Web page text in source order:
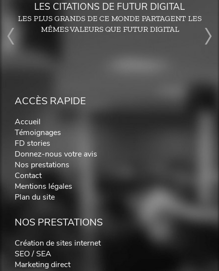
LES CITATIONS DE FUTUR DIGITAL
LES PLUS GRANDS DE CE MONDE PARTAGENT LES
MÊMES VALEURS QUE FUTUR DIGITAL
ACCÈS RAPIDE
Accueil
Témoignages
FD stories
Donnez-nous votre avis
Nos prestations
Contact
Mentions légales
Plan du site
NOS PRESTATIONS
Création de sites internet
SEO / SEA
Marketing direct